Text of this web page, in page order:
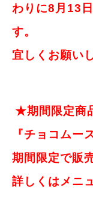
わりに8月13
す。
宜しくお願い
★期間限定商
『チョコムー
期間限定で販
詳しくはメニ